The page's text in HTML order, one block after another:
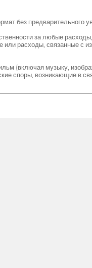
без предварительного
за любые
расходы, связанные с
(включая музыку,
споры, возникающие в